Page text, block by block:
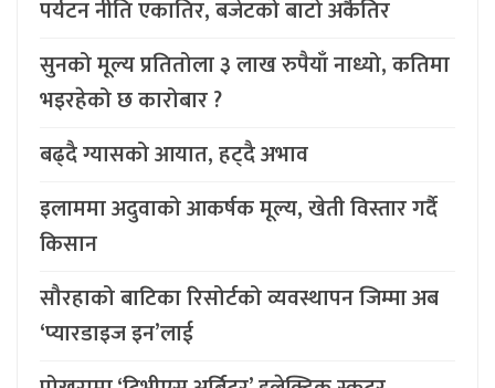
पर्यटन नीति एकातिर, बजेटको बाटो अर्कैतिर
सुनको मूल्य प्रतितोला ३ लाख रुपैयाँ नाध्यो, कतिमा
भइरहेको छ कारोबार ?
बढ्दै ग्यासको आयात, हट्दै अभाव
इलाममा अदुवाको आकर्षक मूल्य, खेती विस्तार गर्दै
किसान
सौरहाको बाटिका रिसोर्टको व्यवस्थापन जिम्मा अब
‘प्यारडाइज इन’लाई